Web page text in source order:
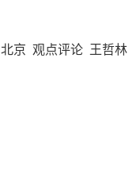
北京 观点评论 王哲林